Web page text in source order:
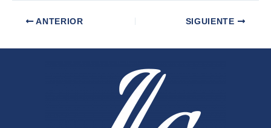
ANTERIOR SIGUIENTE